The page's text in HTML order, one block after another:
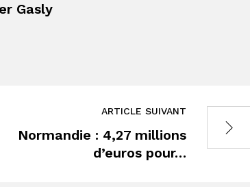
Gasly
ARTICLE SUIVANT
Normandie : 4,27 millions
d’euros pour…